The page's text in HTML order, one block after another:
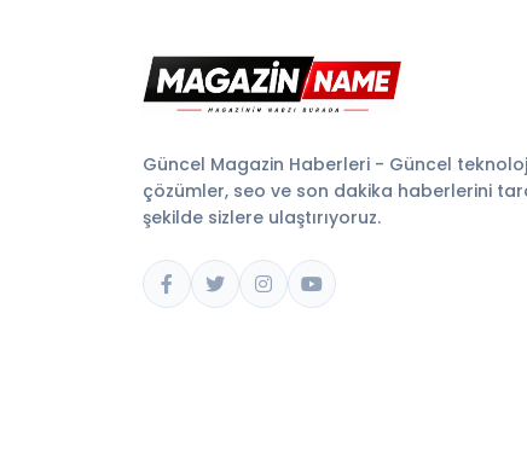
Güncel Magazin Haberleri - Güncel
çözümler, seo ve son dakika haberlerini
şekilde sizlere ulaştırıyoruz.